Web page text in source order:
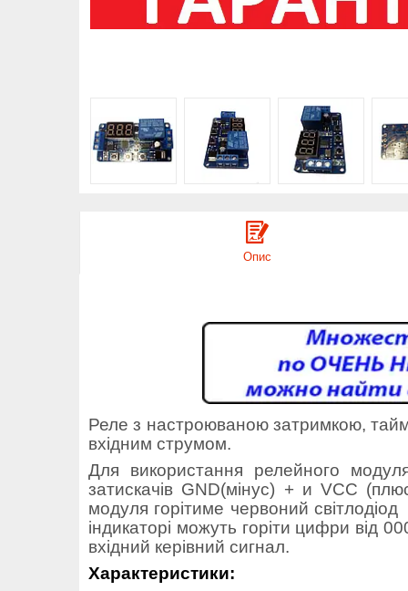
Опис
Реле з настроюваною затримкою,
вхідним струмом.
Для використання релейного
затискачів GND(мінус) + иVCC (
модуля горітиме червоний
індикаторі можуть горіти цифри від
вхідний керівний сигнал.
Характеристики: